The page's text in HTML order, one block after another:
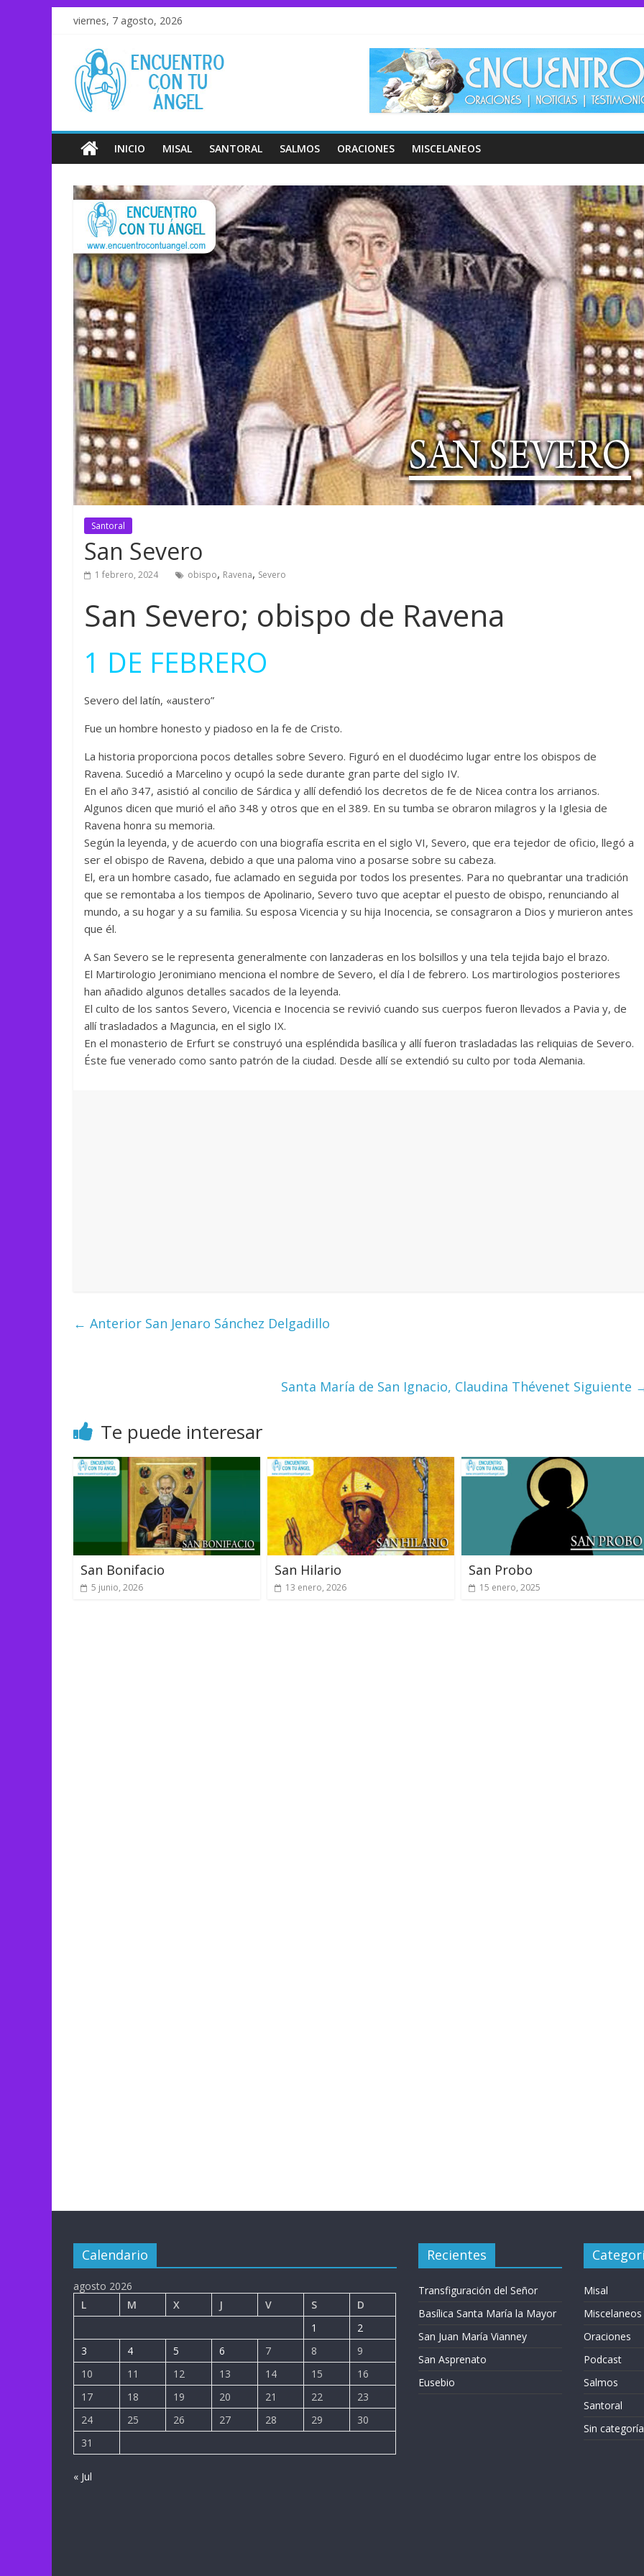
viernes, 7 agosto, 2026
INICIO MISAL SANTORAL SALMOS ORACIONES MISCELANEOS
Santoral
San Severo
1 febrero, 2024 obispo, Ravena, Severo
San Severo; obispo de Ravena
1 DE FEBRERO
Severo del latín, «austero”
Fue un hombre honesto y piadoso en la fe de Cristo.
La historia proporciona pocos detalles sobre Severo. Figuró en el duodécimo lugar entre los obispos de
Ravena. Sucedió a Marcelino y ocupó la sede durante gran parte del siglo IV.
En el año 347, asistió al concilio de Sárdica y allí defendió los decretos de fe de Nicea contra los arrianos.
Algunos dicen que murió el año 348 y otros que en el 389. En su tumba se obraron milagros y la Iglesia de
Ravena honra su memoria.
Según la leyenda, y de acuerdo con una biografía escrita en el siglo VI, Severo, que era tejedor de oficio, llegó a
ser el obispo de Ravena, debido a que una paloma vino a posarse sobre su cabeza.
El, era un hombre casado, fue aclamado en seguida por todos los presentes. Para no quebrantar una tradición
que se remontaba a los tiempos de Apolinario, Severo tuvo que aceptar el puesto de obispo, renunciando al
mundo, a su hogar y a su familia. Su esposa Vicencia y su hija Inocencia, se consagraron a Dios y murieron antes
que él.
A San Severo se le representa generalmente con lanzaderas en los bolsillos y una tela tejida bajo el brazo.
El Martirologio Jeronimiano menciona el nombre de Severo, el día l de febrero. Los martirologios posteriores
han añadido algunos detalles sacados de la leyenda.
El culto de los santos Severo, Vicencia e Inocencia se revivió cuando sus cuerpos fueron llevados a Pavia y, de
allí trasladados a Maguncia, en el siglo IX.
En el monasterio de Erfurt se construyó una espléndida basílica y allí fueron trasladadas las reliquias de Severo.
Éste fue venerado como santo patrón de la ciudad. Desde allí se extendió su culto por toda Alemania.
← Anterior San Jenaro Sánchez Delgadillo
Santa María de San Ignacio, Claudina Thévenet Siguiente
Te puede interesar
San Bonifacio
5 junio, 2026
San Hilario
13 enero, 2026
San Probo
15 enero, 2025
Calendario
agosto 2026
L
M X J V S
D
1
2
3
4 5 6 7 8
9
10
11 12 13 14 15
16
17
18 19 20 21 22
23
24
25 26 27 28 29
30
31
« Jul
Recientes
Transfiguración del Señor
Basílica Santa María la Mayor
San Juan María Vianney
San Asprenato
Eusebio
Misal
Miscelaneos
Oraciones
Podcast
Salmos
Santoral
Sin categoría